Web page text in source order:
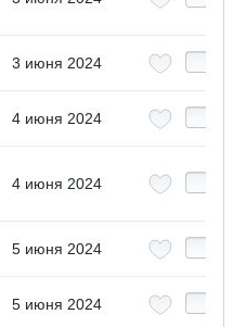
3 июня 2024
4 июня 2024
4 июня 2024
5 июня 2024
5 июня 2024